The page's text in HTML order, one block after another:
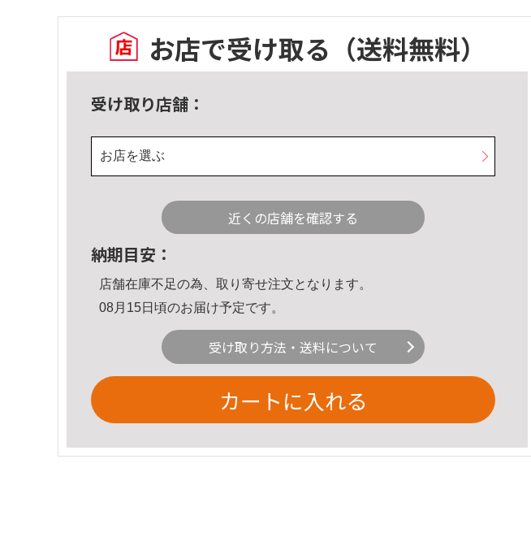
お店で受け取る （送料無料）
受け取り店舗：
お店を選ぶ
近くの店舗を確認する
納期目安：
店舗在庫不足の為、取り寄せ注文となります。
08月15日頃のお届け予定です。
受け取り方法・送料について
カートに入れる